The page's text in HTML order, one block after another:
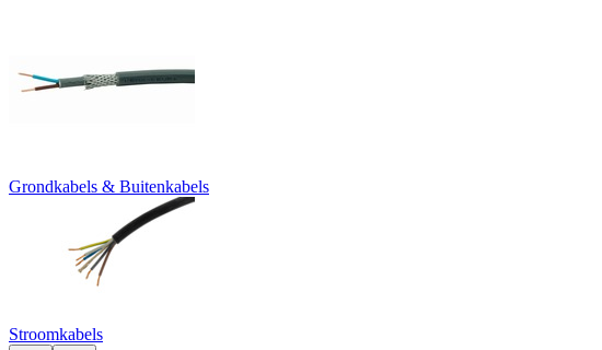
Grondkabels & Buitenkabels
Stroomkabels